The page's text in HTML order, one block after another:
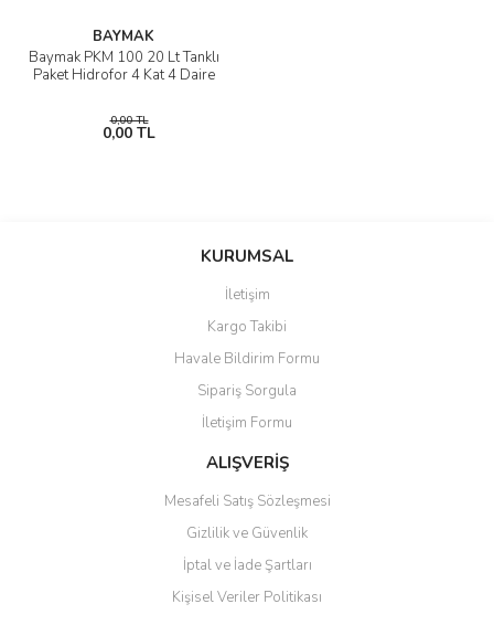
BAYMAK
Baymak PKM 100 20 Lt Tanklı
Paket Hidrofor 4 Kat 4 Daire
0,00 TL
0,00 TL
KURUMSAL
İletişim
Kargo Takibi
Havale Bildirim Formu
Sipariş Sorgula
İletişim Formu
ALIŞVERİŞ
Mesafeli Satış Sözleşmesi
Gizlilik ve Güvenlik
İptal ve İade Şartları
Kişisel Veriler Politikası